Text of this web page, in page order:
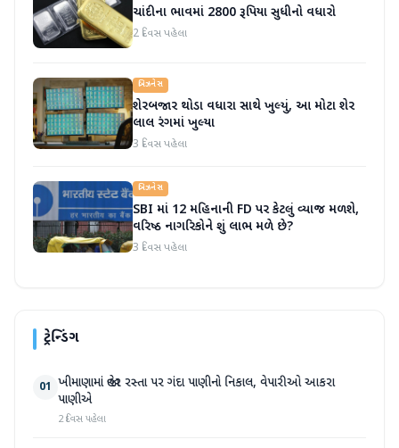
ચાંદીના ભાવમાં 2800 રૂપિયા સુધીનો વધારો
2 દિવસ પહેલા
બિઝનેસ
શેરબજાર થોડા વધારા સાથે ખુલ્યું, આ મોટા શેર
લાલ રંગમાં ખુલ્યા
3 દિવસ પહેલા
બિઝનેસ
SBI માં 12 મહિનાની FD પર કેટલું વ્યાજ મળશે,
વરિષ્ઠ નાગરિકોને શું લાભ મળે છે?
3 દિવસ પહેલા
ટ્રેન્ડિંગ
01 ખીમાણામાં જાહેર રસ્તા પર ગંદા પાણીનો નિકાલ, વેપારીઓ આકરા
પાણીએ
2 દિવસ પહેલા